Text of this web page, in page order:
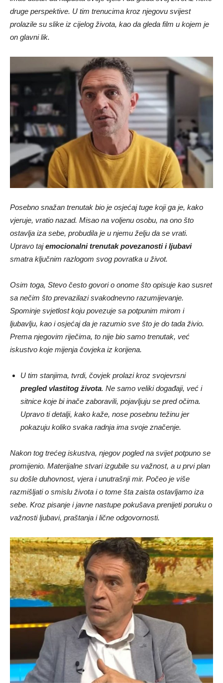
druge perspektive. U tim trenucima kroz njegovu svijest
prolazile su slike iz cijelog života, kao da gleda film u kojem je
on glavni lik.
Posebno snažan trenutak bio je osjećaj tuge koji ga je, kako
vjeruje, vratio nazad. Misao na voljenu osobu, na ono što
ostavlja iza sebe, probudila je u njemu želju da se vrati.
Upravo tajemocionalni trenutak povezanosti i ljubavi
smatra ključnim razlogom svog povratka u život.
Osim toga, Stevo često govori o onome što opisuje kao susret
sa nečim što prevazilazi svakodnevno razumijevanje.
Spominje svjetlost koju povezuje sa potpunim mirom i
ljubavlju, kao i osjećaj da je razumio sve što je do tada živio.
Prema njegovim riječima, to nije bio samo trenutak, već
iskustvo koje mijenja čovjeka iz korijena.
U tim stanjima, tvrdi, čovjek prolazi kroz svojevrsni
pregled vlastitog života. Ne samo veliki događaji, već i
sitnice koje bi inače zaboravili, pojavljuju se pred očima.
Upravo ti detalji, kako kaže, nose posebnu težinu jer
pokazuju koliko svaka radnja ima svoje značenje.
Nakon tog trećeg iskustva, njegov pogled na svijet potpuno se
promijenio. Materijalne stvari izgubile su važnost, a u prvi plan
su došle duhovnost, vjera i unutrašnji mir. Počeo je više
razmišljati o smislu života i o tome šta zaista ostavljamo iza
sebe. Kroz pisanje i javne nastupe pokušava prenijeti poruku o
važnosti ljubavi, praštanja i lične odgovornosti.